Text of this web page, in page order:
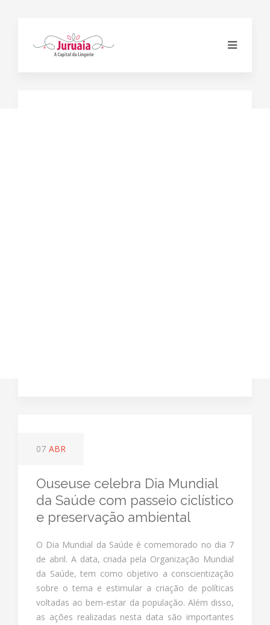
07 ABR
Ouseuse celebra Dia Mundial
da Saúde com passeio ciclístico
e preservação ambiental
O Dia Mundial da Saúde é comemorado no dia 7
de abril. A data, criada pela Organização Mundial
da Saúde, tem como objetivo a conscientização
sobre o tema e estimular a criação de políticas
voltadas ao bem-estar da população. Além disso,
as ações realizadas nesta data são importantes